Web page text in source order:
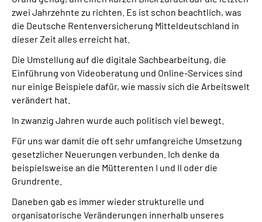
zwei Jahrzehnte zu richten. Es ist schon beachtlich, was
die Deutsche Rentenversicherung Mitteldeutschland in
dieser Zeit alles erreicht hat.
Die Umstellung auf die digitale Sachbearbeitung, die
Einführung von Videoberatung und Online-Services sind
nur einige Beispiele dafür, wie massiv sich die Arbeitswelt
verändert hat.
In zwanzig Jahren wurde auch politisch viel bewegt.
Für uns war damit die oft sehr umfangreiche Umsetzung
gesetzlicher Neuerungen verbunden. Ich denke da
beispielsweise an die Mütterenten I und II oder die
Grundrente.
Daneben gab es immer wieder strukturelle und
organisatorische Veränderungen innerhalb unseres